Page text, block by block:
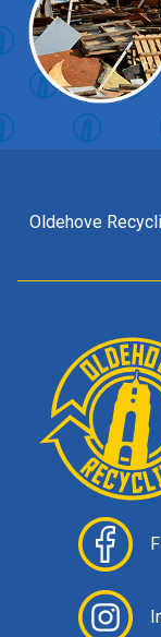
Oldehove